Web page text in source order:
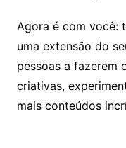
Agora é com você:
uma extensão do
pessoas a fazerem
criativas,
mais conteúdos